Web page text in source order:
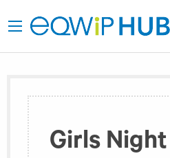
Girls Night